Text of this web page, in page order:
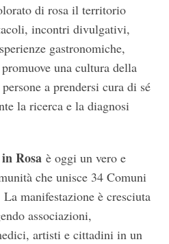
di rosa il territorio
incontri divulgativi,
gastronomiche,
una cultura della
a prendersi cura di sé
la ricerca e la diagnosi
Rosaè oggi un vero e
che unisce 34 Comuni
manifestazione è cresciuta
associazioni,
artisti e cittadini in un